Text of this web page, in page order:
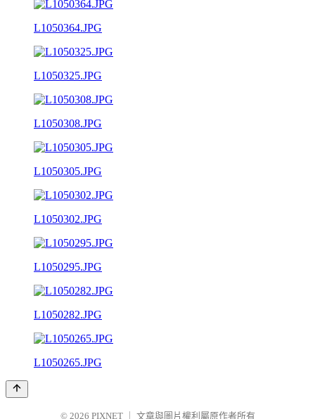
L1050364.JPG
L1050325.JPG
L1050308.JPG
L1050305.JPG
L1050302.JPG
L1050295.JPG
L1050282.JPG
L1050265.JPG
© 2026 PIXNET 文章與圖片權利屬原作者所有